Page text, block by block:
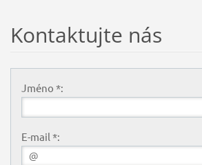
Kontaktujte nás
Jméno *:
E-mail *: